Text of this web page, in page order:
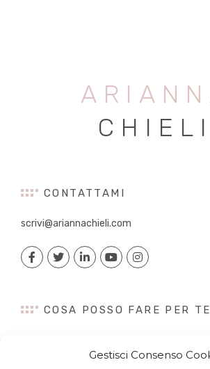
Gestisci Consenso
CHIELI
CONTATTAMI
scrivi@ariannachieli.com
COSA POSSO FARE PER TE
Content Creation